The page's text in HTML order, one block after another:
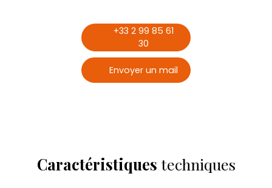
+33 2 99 85 61
30
Envoyer un mail
Caractéristiques techniques